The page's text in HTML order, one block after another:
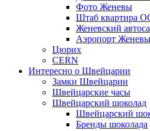
Фото Женевы
Штаб квартира
Женевский
Аэропорт
Цюрих
CERN
Интересно о Швейцарии
Замки Швейцарии
Швейцарские часы
Швейцарский шоколад
Швейцарский
Бренды шоколада